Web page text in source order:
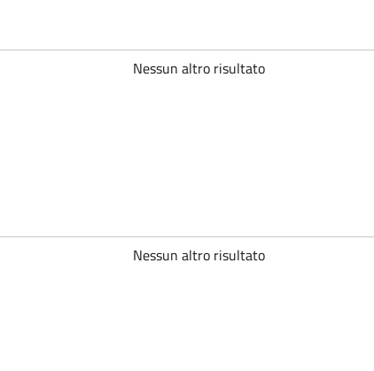
Nessun altro risultato
Nessun altro risultato